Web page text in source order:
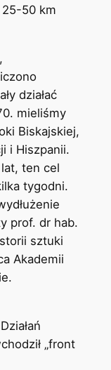
25-50 km
działać
mieliśmy
Biskajskiej,
i Hiszpanii.
ten cel
tygodni.
prof. dr hab.
sztuki
Akademii
„front